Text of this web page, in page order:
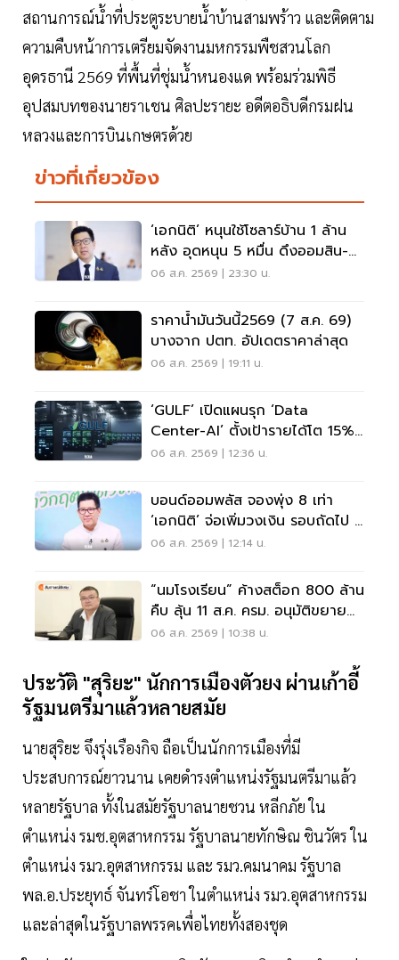
สถานการณ์น้ำที่ประตูระบายน้ำบ้านสามพร้าว และติดตาม
ความคืบหน้าการเตรียมจัดงานมหกรรมพืชสวนโลก
อุดรธานี 2569 ที่พื้นที่ชุ่มน้ำหนองแด พร้อมร่วมพิธี
อุปสมบทของนายราเชน ศิลปะรายะ อดีตอธิบดีกรมฝน
หลวงและการบินเกษตรด้วย
ข่าวที่เกี่ยวข้อง
‘เอกนิติ’ หนุนใช้โซลาร์บ้าน 1 ล้าน
หลัง อุดหนุน 5 หมื่น ดึงออมสิน-
ธอส.ปล่อยกู้
06 ส.ค. 2569 | 23:30 น.
ราคาน้ำมันวันนี้2569 (7 ส.ค. 69)
บางจาก ปตท. อัปเดตราคาล่าสุด
06 ส.ค. 2569 | 19:11 น.
‘GULF’ เปิดแผนรุก ‘Data
Center-AI’ ตั้งเป้ารายได้โต 15%
เดินหน้าลงทุนยุโรป
06 ส.ค. 2569 | 12:36 น.
บอนด์ออมพลัส จองพุ่ง 8 เท่า
‘เอกนิติ’ จ่อเพิ่มวงเงิน รอบถัดไป 4
ก.ย.นี้
06 ส.ค. 2569 | 12:14 น.
“นมโรงเรียน” ค้างสต็อก 800 ล้าน
คืบ ลุ้น 11 ส.ค. ครม. อนุมัติขยาย
ถึง ม.3
06 ส.ค. 2569 | 10:38 น.
ประวัติ "สุริยะ" นักการเมืองตัวยง ผ่านเก้าอี้
รัฐมนตรีมาแล้วหลายสมัย
นายสุริยะ จึงรุ่งเรืองกิจ ถือเป็นนักการเมืองที่มี
ประสบการณ์ยาวนาน เคยดำรงตำแหน่งรัฐมนตรีมาแล้ว
หลายรัฐบาล ทั้งในสมัยรัฐบาลนายชวน หลีกภัย ใน
ตำแหน่ง รมช.อุตสาหกรรม รัฐบาลนายทักษิณ ชินวัตร ใน
ตำแหน่ง รมว.อุตสาหกรรม และ รมว.คมนาคม รัฐบาล
พล.อ.ประยุทธ์ จันทร์โอชา ในตำแหน่ง รมว.อุตสาหกรรม
และล่าสุดในรัฐบาลพรรคเพื่อไทยทั้งสองชุด